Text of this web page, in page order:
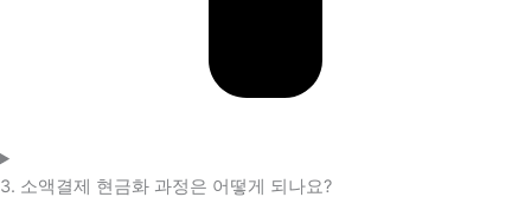
3. 소액결제 현금화 과정은 어떻게 되나요?